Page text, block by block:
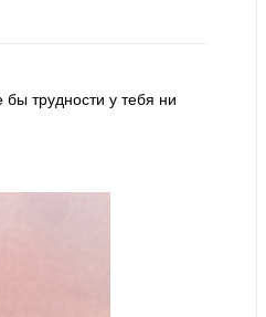
трудности у тебя ни